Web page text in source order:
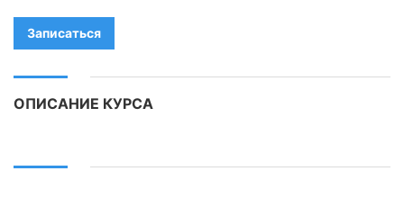
IBM
Оптические коммуникации
LoRaWAN, Wi-Fi
Записаться
ОПИСАНИЕ КУРСА